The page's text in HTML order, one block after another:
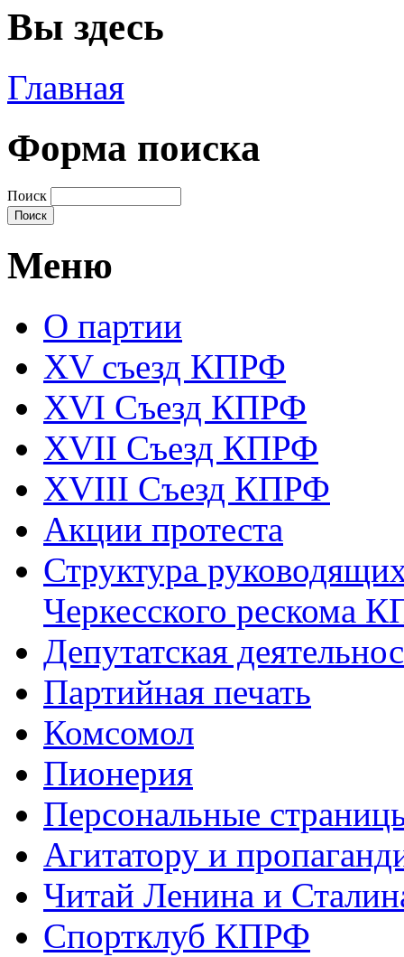
Вы здесь
Главная
Форма поиска
Поиск
Меню
О партии
XV съезд КПРФ
XVI Съезд КПРФ
XVII Cъезд КПРФ
XVIII Cъезд КПРФ
Акции протеста
Структура
Черкесского рескома
Депутатская
Партийная печать
Комсомол
Пионерия
Персональные
Агитатору и
Читай Ленина и
Спортклуб КПРФ